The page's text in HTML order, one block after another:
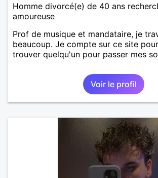
Homme divorcé(e) de 40 ans
amoureuse
Prof de musique et mandataire, je
beaucoup. Je compte sur ce site
trouver quelqu'un pour passer mes
Voir le profil